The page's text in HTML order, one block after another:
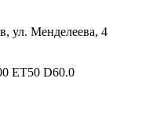
ул. Менделеева, 4